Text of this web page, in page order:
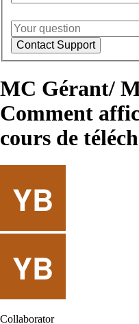
MC Gérant/
Comment
cours de
Collaborator